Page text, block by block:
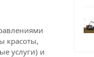
красоты,
услуги) и